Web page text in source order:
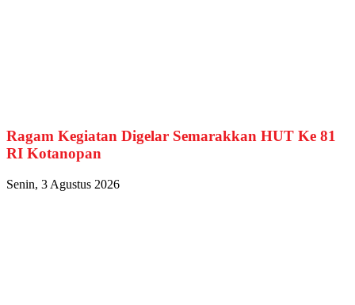
Ragam Kegiatan Digelar Semarakkan HUT Ke 81
RI Kotanopan
Senin, 3 Agustus 2026